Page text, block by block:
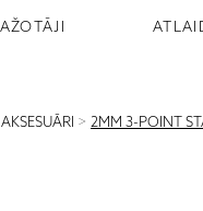
> 2MM 3-POINT